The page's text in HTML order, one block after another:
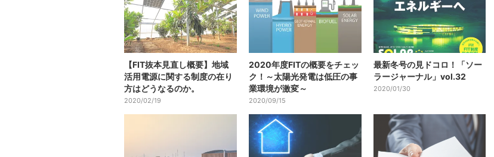
【FIT抜本見直し概要】地域
活用電源に関する制度の在り
方はどうなるのか。
2020/02/19
2020年度FITの概要をチェッ
ク！～太陽光発電は低圧の事
業環境が激変～
2020/09/15
最新冬号の見ドコロ！「ソー
ラージャーナル」vol.32
2020/01/30